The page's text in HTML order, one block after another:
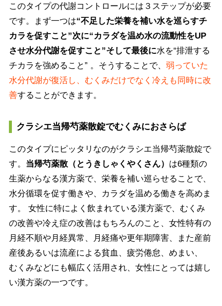
このタイプの代謝コントロールには３ステップが必要
です。まず一つは“不足した栄養を補い水を巡らすチ
カラを促すこと”次に“カラダを温め水の流動性をUP
させ水分代謝を促すこと”そして最後に水を“排泄する
チカラを強めること” 。そうすることで、 弱っていた
水分代謝が復活し、むくみだけでなく冷えも同時に改
善することができます。
クラシエ当帰芍薬散錠でむくみにおさらば
このタイプにピッタリなのがクラシエ当帰芍薬散錠で
す。 当帰芍薬散（とうきしゃくやくさん） は6種類の
生薬からなる漢方薬で、栄養を補い巡らせることで、
水分循環を促す働きや、カラダを温める働きを高めま
す。 女性に特によく飲まれている漢方薬で、むくみ
の改善や冷え症の改善はもちろんのこと、女性特有の
月経不順や月経異常、月経痛や更年期障害、また産前
産後あるいは流産による貧血、疲労倦怠、めまい、
むくみなどにも幅広く活用され、女性にとっては嬉し
い漢方薬の一つです。